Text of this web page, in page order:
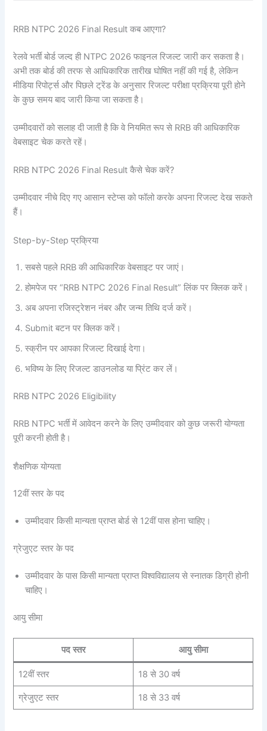
RRB NTPC 2026 Final Result कब आएगा?
रेलवे भर्ती बोर्ड जल्द ही NTPC 2026 फाइनल रिजल्ट जारी कर सकता है।
अभी तक बोर्ड की तरफ से आधिकारिक तारीख घोषित नहीं की गई है, लेकिन
मीडिया रिपोर्ट्स और पिछले ट्रेंड के अनुसार रिजल्ट परीक्षा प्रक्रिया पूरी होने
के कुछ समय बाद जारी किया जा सकता है।
उम्मीदवारों को सलाह दी जाती है कि वे नियमित रूप से RRB की आधिकारिक
वेबसाइट चेक करते रहें।
RRB NTPC 2026 Final Result कैसे चेक करें?
उम्मीदवार नीचे दिए गए आसान स्टेप्स को फॉलो करके अपना रिजल्ट देख सकते
हैं।
Step-by-Step प्रक्रिया
सबसे पहले RRB की आधिकारिक वेबसाइट पर जाएं।
होमपेज पर “RRB NTPC 2026 Final Result” लिंक पर क्लिक करें।
अब अपना रजिस्ट्रेशन नंबर और जन्म तिथि दर्ज करें।
Submit बटन पर क्लिक करें।
स्क्रीन पर आपका रिजल्ट दिखाई देगा।
भविष्य के लिए रिजल्ट डाउनलोड या प्रिंट कर लें।
RRB NTPC 2026 Eligibility
RRB NTPC भर्ती में आवेदन करने के लिए उम्मीदवार को कुछ जरूरी योग्यता
पूरी करनी होती है।
शैक्षणिक योग्यता
12वीं स्तर के पद
उम्मीदवार किसी मान्यता प्राप्त बोर्ड से 12वीं पास होना चाहिए।
ग्रेजुएट स्तर के पद
उम्मीदवार के पास किसी मान्यता प्राप्त विश्वविद्यालय से स्नातक डिग्री होनी
चाहिए।
आयु सीमा
पद स्तर आयु सीमा
12वीं स्तर 18 से 30 वर्ष
ग्रेजुएट स्तर 18 से 33 वर्ष